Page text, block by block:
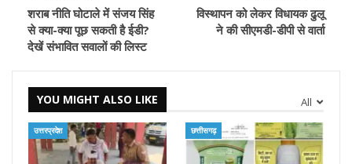
शराब नीति घोटाले में संजय सिंह
से क्या-क्या पूछ सकती है ईडी?
देखें संभावित सवालों की लिस्ट
विस्थापन को लेकर विधायक ढुलू
ने की सीएमडी-डीपी से वार्ता
All
YOU MIGHT ALSO LIKE
उत्तरप्रदेश छत्तीसगढ़